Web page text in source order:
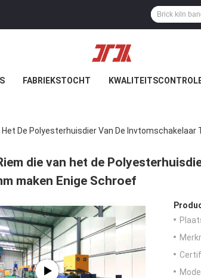
FABRIEKSTOCHT
Het De Polyesterhuisdier Van De
die van het de
maken Enige Schroef